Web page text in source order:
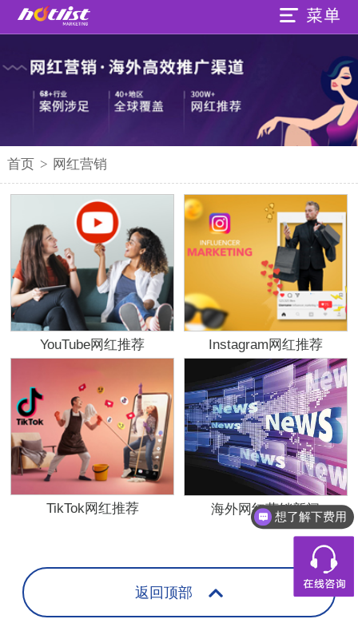
首页 > 网红营销
YouTube网红推荐 Instagram网红推荐
TikTok网红推荐 海外网红营销新闻
返回顶部
想了解下费用